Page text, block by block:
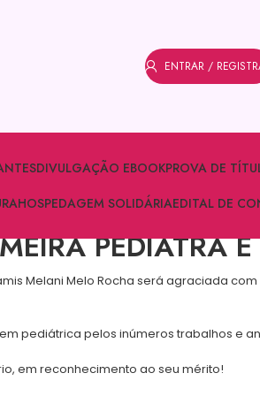
ENTRAR /
DIVULGAÇÃO EBOOKPROVA DE
HOSPEDAGEM SOLIDÁRIAEDITAL DE
PEDIATRA
Melani Melo Rocha será agraciada
pediátrica pelos inúmeros trabalhos e
em reconhecimento ao seu mérito!